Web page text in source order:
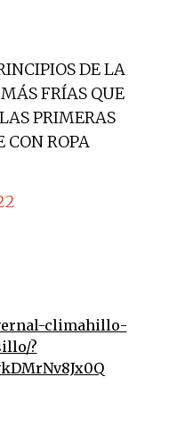
DE LA
FRÍAS QUE
PRIMERAS
CON ROPA
climahillo-
?